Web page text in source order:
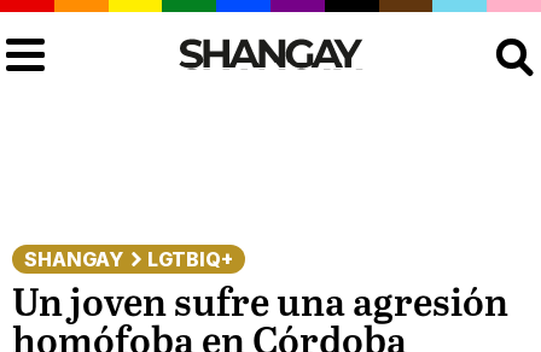
SHANGAY LGTBIQ+
Un joven sufre una agresión